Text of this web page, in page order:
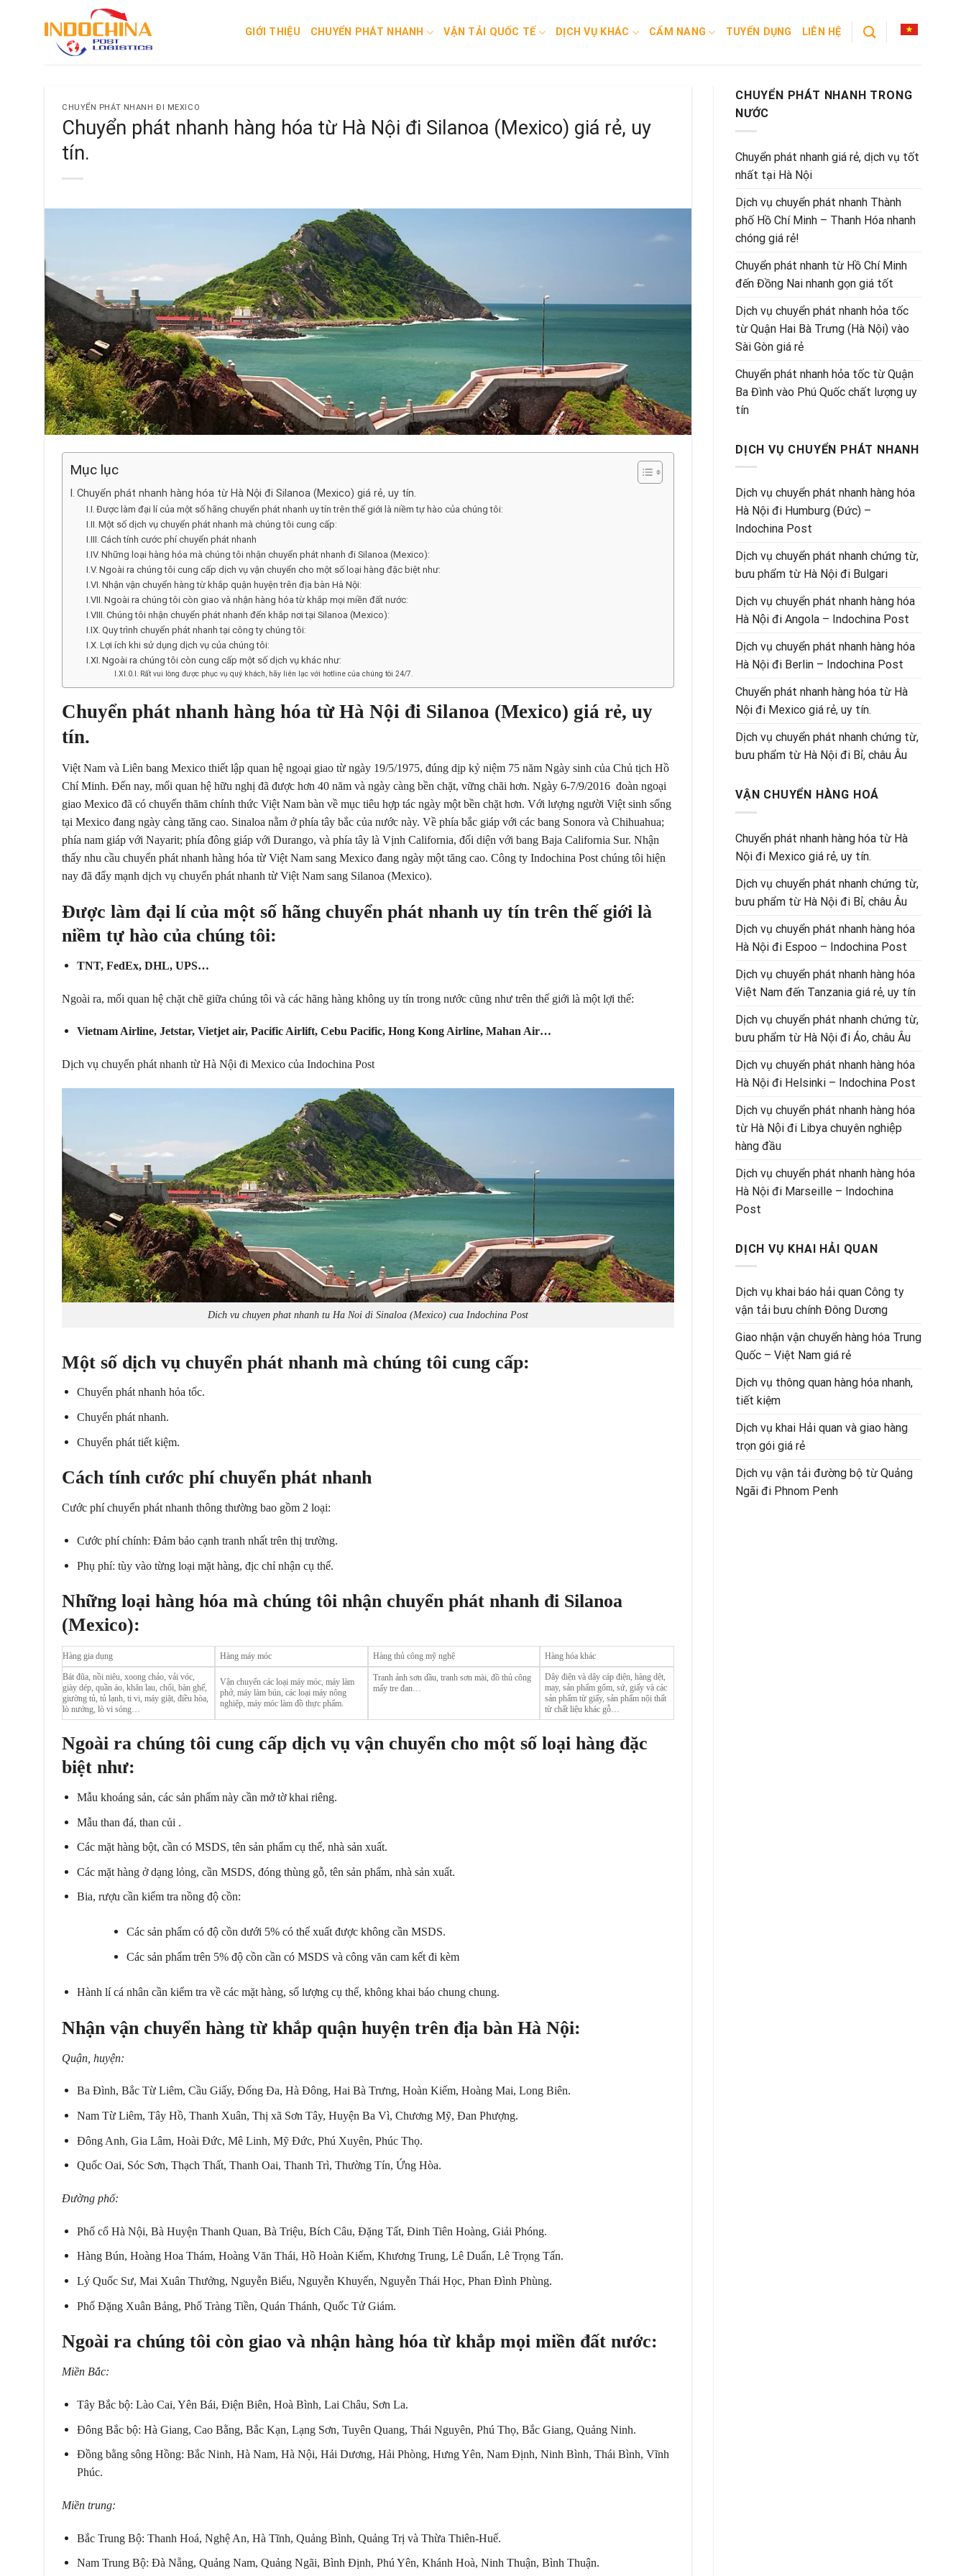
GIỚI THIỆU CHUYỂN PHÁT NHANH VẬN TẢI QUỐC TẾ DỊCH VỤ KHÁC CẨM NANG TUYỂN DỤNG LIÊN HỆ
CHUYỂN PHÁT NHANH ĐI MEXICO
Chuyển phát nhanh hàng hóa từ Hà Nội đi Silanoa (Mexico) giá rẻ, uy
tín.
Mục lục
Chuyển phát nhanh hàng hóa từ Hà Nội đi Silanoa (Mexico) giá rẻ, uy tín.
Được làm đại lí của một số hãng chuyển phát nhanh uy tín trên thế giới là niềm tự hào của chúng tôi:
Một số dịch vụ chuyển phát nhanh mà chúng tôi cung cấp:
Cách tính cước phí chuyển phát nhanh
Những loại hàng hóa mà chúng tôi nhận chuyển phát nhanh đi Silanoa (Mexico):
Ngoài ra chúng tôi cung cấp dịch vụ vận chuyển cho một số loại hàng đặc biệt như:
Nhận vận chuyển hàng từ khắp quận huyện trên địa bàn Hà Nội:
Ngoài ra chúng tôi còn giao và nhận hàng hóa từ khắp mọi miền đất nước:
Chúng tôi nhận chuyển phát nhanh đến khắp nơi tại Silanoa (Mexico):
Quy trình chuyển phát nhanh tại công ty chúng tôi:
Lợi ích khi sử dụng dịch vụ của chúng tôi:
Ngoài ra chúng tôi còn cung cấp một số dịch vụ khác như:
Rất vui lòng được phục vụ quý khách, hãy liên lạc với hotline của chúng tôi 24/7.
Chuyển phát nhanh hàng hóa từHà Nội đi Silanoa (Mexico) giá rẻ, uy
tín.
Việt Nam và Liên bang Mexico thiết lập quan hệ ngoại giao từ ngày 19/5/1975, đúng dịp kỷ niệm 75 năm Ngày sinh của Chủ tịch Hồ
Chí Minh. Đến nay, mối quan hệ hữu nghị đã được hơn 40 năm và ngày càng bền chặt, vững chãi hơn. Ngày 6-7/9/2016 đoàn ngoại
giao Mexico đã có chuyến thăm chính thức Việt Nam bàn về mục tiêu hợp tác ngày một bền chặt hơn. Với lượng người Việt sinh sống
tại Mexico đang ngày càng tăng cao. Sinaloa nằm ở phía tây bắc của nước này. Về phía bắc giáp với các bang Sonora và Chihuahua;
phía nam giáp với Nayarit; phía đông giáp với Durango, và phía tây là Vịnh California, đối diện với bang Baja California Sur. Nhận
thấy nhu cầu chuyển phát nhanh hàng hóa từ Việt Nam sang Mexico đang ngày một tăng cao. Công ty Indochina Post chúng tôi hiện
nay đã đẩy mạnh dịch vụ chuyển phát nhanh từ Việt Nam sang Silanoa (Mexico).
Được làm đại lícủa một số hãng chuyển phát nhanh uy tín trên thếgiới là
niềm tự hào của chúng tôi:
TNT, FedEx, DHL, UPS…
Ngoài ra, mối quan hệ chặt chẽ giữa chúng tôi và các hãng hàng không uy tín trong nước cũng như trên thế giới là một lợi thế:
Vietnam Airline, Jetstar, Vietjet air, Pacific Airlift, Cebu Pacific, Hong Kong Airline, Mahan Air…
Dịch vụ chuyển phát nhanh từ Hà Nội đi Mexico của Indochina Post
Dich vu chuyen phat nhanh tu Ha Noi di Sinaloa (Mexico) cua Indochina Post
Một số dịch vụ chuyển phát nhanh mà chúng tôi cung cấp:
Chuyển phát nhanh hỏa tốc.
Chuyển phát nhanh.
Chuyển phát tiết kiệm.
Cách tính cước phíchuyển phát nhanh
Cước phí chuyển phát nhanh thông thường bao gồm 2 loại:
Cước phí chính: Đảm bảo cạnh tranh nhất trên thị trường.
Phụ phí: tùy vào từng loại mặt hàng, địc chỉ nhận cụ thể.
Những loại hàng hóa mà chúng tôi nhận chuyển phát nhanh đi Silanoa
(Mexico):
Hàng gia dụng Hàng máy móc Hàng thủ công mỹ nghệ Hàng hóa khác
Bát đũa, nồi niêu, xoong chảo, vải vóc,
giày dép, quần áo, khăn lau, chổi, bàn ghế,
giường tủ, tủ lạnh, ti vi, máy giặt, điều hòa,
lò nướng, lò vi sóng…
Vận chuyển các loại máy móc, máy làm
phở, máy làm bún, các loại máy nông
nghiệp, máy móc làm đồ thực phẩm.
Tranh ảnh sơn dầu, tranh sơn mài, đồ thủ công
mấy tre đan…
Dây điện và dây cáp điện, hàng dệt,
may, sản phẩm gốm, sứ, giấy và các
sản phẩm từ giấy, sản phẩm nội thất
từ chất liệu khác gỗ…
Ngoài ra chúng tôi cung cấp dịch vụ vận chuyển cho một số loại hàng đặc
biệt như:
Mẫu khoáng sản, các sản phẩm này cần mở tờ khai riêng.
Mẫu than đá, than củi .
Các mặt hàng bột, cần có MSDS, tên sản phẩm cụ thể, nhà sản xuất.
Các mặt hàng ở dạng lỏng, cần MSDS, đóng thùng gỗ, tên sản phẩm, nhà sản xuất.
Bia, rượu cần kiểm tra nồng độ cồn:
Các sản phẩm có độ cồn dưới 5% có thể xuất được không cần MSDS.
Các sản phẩm trên 5% độ cồn cần có MSDS và công văn cam kết đi kèm
Hành lí cá nhân cần kiểm tra về các mặt hàng, số lượng cụ thể, không khai báo chung chung.
Nhận vận chuyển hàng từ khắp quận huyện trên địa bàn Hà Nội:
Quận, huyện:
Ba Đình, Bắc Từ Liêm, Cầu Giấy, Đống Đa, Hà Đông, Hai Bà Trưng, Hoàn Kiếm, Hoàng Mai, Long Biên.
Nam Từ Liêm, Tây Hồ, Thanh Xuân, Thị xã Sơn Tây, Huyện Ba Vì, Chương Mỹ, Đan Phượng.
Đông Anh, Gia Lâm, Hoài Đức, Mê Linh, Mỹ Đức, Phú Xuyên, Phúc Thọ.
Quốc Oai, Sóc Sơn, Thạch Thất, Thanh Oai, Thanh Trì, Thường Tín, Ứng Hòa.
Đường phố:
Phố cổ Hà Nội, Bà Huyện Thanh Quan, Bà Triệu, Bích Câu, Đặng Tất, Đinh Tiên Hoàng, Giải Phóng.
Hàng Bún, Hoàng Hoa Thám, Hoàng Văn Thái, Hồ Hoàn Kiếm, Khương Trung, Lê Duẩn, Lê Trọng Tấn.
Lý Quốc Sư, Mai Xuân Thưởng, Nguyễn Biểu, Nguyễn Khuyến, Nguyễn Thái Học, Phan Đình Phùng.
Phố Đặng Xuân Bảng, Phố Tràng Tiền, Quán Thánh, Quốc Tử Giám.
Ngoài ra chúng tôi còn giao và nhận hàng hóa từ khắp mọi miền đất nước:
Miền Bắc:
Tây Bắc bộ: Lào Cai, Yên Bái, Điện Biên, Hoà Bình, Lai Châu, Sơn La.
Đông Bắc bộ: Hà Giang, Cao Bằng, Bắc Kạn, Lạng Sơn, Tuyên Quang, Thái Nguyên, Phú Thọ, Bắc Giang, Quảng Ninh.
Đồng bằng sông Hồng: Bắc Ninh, Hà Nam, Hà Nội, Hải Dương, Hải Phòng, Hưng Yên, Nam Định, Ninh Bình, Thái Bình, Vĩnh
Phúc.
Miền trung:
Bắc Trung Bộ: Thanh Hoá, Nghệ An, Hà Tĩnh, Quảng Bình, Quảng Trị và Thừa Thiên-Huế.
Nam Trung Bộ: Đà Nẵng, Quảng Nam, Quảng Ngãi, Bình Định, Phú Yên, Khánh Hoà, Ninh Thuận, Bình Thuận.
CHUYỂN PHÁT NHANH TRONG
NƯỚC
Chuyển phát nhanh giá rẻ, dịch vụ tốt
nhất tại Hà Nội
Dịch vụ chuyển phát nhanh Thành
phố Hồ Chí Minh – Thanh Hóa nhanh
chóng giá rẻ!
Chuyển phát nhanh từ Hồ Chí Minh
đến Đồng Nai nhanh gọn giá tốt
Dịch vụ chuyển phát nhanh hỏa tốc
từ Quận Hai Bà Trưng (Hà Nội) vào
Sài Gòn giá rẻ
Chuyển phát nhanh hỏa tốc từ Quận
Ba Đình vào Phú Quốc chất lượng uy
tín
DỊCH VỤ CHUYỂN PHÁT NHANH
Dịch vụ chuyển phát nhanh hàng hóa
Hà Nội đi Humburg (Đức) –
Indochina Post
Dịch vụ chuyển phát nhanh chứng từ,
bưu phẩm từ Hà Nội đi Bulgari
Dịch vụ chuyển phát nhanh hàng hóa
Hà Nội đi Angola – Indochina Post
Dịch vụ chuyển phát nhanh hàng hóa
Hà Nội đi Berlin – Indochina Post
Chuyển phát nhanh hàng hóa từ Hà
Nội đi Mexico giá rẻ, uy tín.
Dịch vụ chuyển phát nhanh chứng từ,
bưu phẩm từ Hà Nội đi Bỉ, châu Âu
VẬN CHUYỂN HÀNG HOÁ
Chuyển phát nhanh hàng hóa từ Hà
Nội đi Mexico giá rẻ, uy tín.
Dịch vụ chuyển phát nhanh chứng từ,
bưu phẩm từ Hà Nội đi Bỉ, châu Âu
Dịch vụ chuyển phát nhanh hàng hóa
Hà Nội đi Espoo – Indochina Post
Dịch vụ chuyển phát nhanh hàng hóa
Việt Nam đến Tanzania giá rẻ, uy tín
Dịch vụ chuyển phát nhanh chứng từ,
bưu phẩm từ Hà Nội đi Áo, châu Âu
Dịch vụ chuyển phát nhanh hàng hóa
Hà Nội đi Helsinki – Indochina Post
Dịch vụ chuyển phát nhanh hàng hóa
từ Hà Nội đi Libya chuyên nghiệp
hàng đầu
Dịch vụ chuyển phát nhanh hàng hóa
Hà Nội đi Marseille – Indochina
Post
DỊCH VỤ KHAI HẢI QUAN
Dịch vụ khai báo hải quan Công ty
vận tải bưu chính Đông Dương
Giao nhận vận chuyển hàng hóa Trung
Quốc – Việt Nam giá rẻ
Dịch vụ thông quan hàng hóa nhanh,
tiết kiệm
Dịch vụ khai Hải quan và giao hàng
trọn gói giá rẻ
Dịch vụ vận tải đường bộ từ Quảng
Ngãi đi Phnom Penh